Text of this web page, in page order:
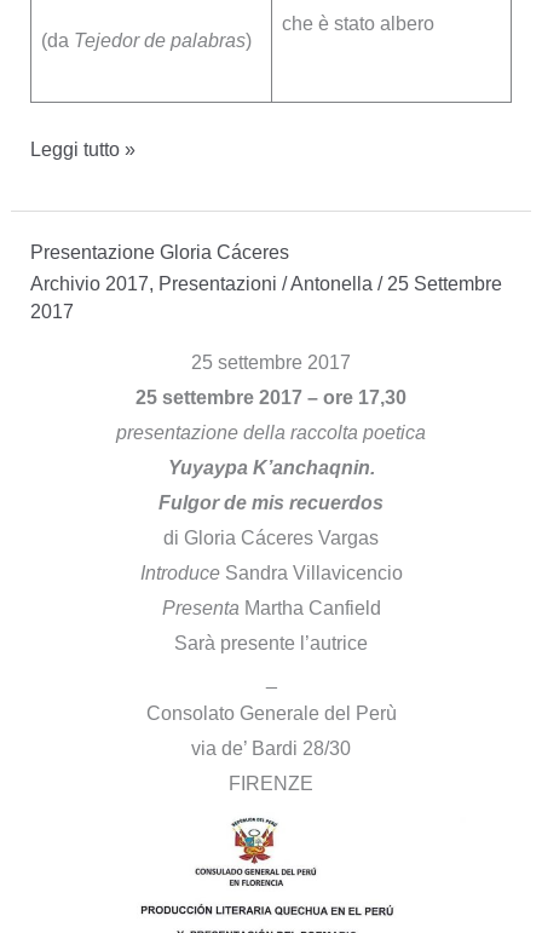
(da Tejedor de palabras)
che è stato albero
28
2019
–
Lutto
per
Leggi tutto »
Presentazione Gloria Cáceres
Archivio 2017, Presentazioni /Antonella / 25 Settembre
2017
25 settembre 2017
25 settembre 2017 – ore 17,30
presentazione della raccolta poetica
Yuyaypa K’anchaqnin.
Fulgor de mis recuerdos
di Gloria Cáceres Vargas
IntroduceSandra Villavicencio
Presenta Martha Canfield
Sarà presente l’autrice
Consolato Generale del Perù
via de’ Bardi 28/30
FIRENZE